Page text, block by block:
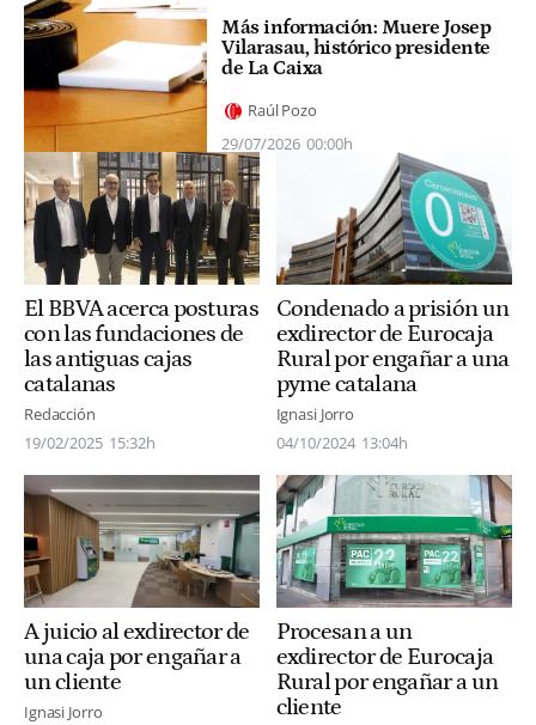
Más información: Muere Josep
Vilarasau, histórico presidente
de La Caixa
Raúl Pozo
29/07/2026 00:00h
El BBVA acerca posturas
con las fundaciones de
las antiguas cajas
catalanas
Redacción
19/02/2025 15:32h
Condenado a prisión un
exdirector de Eurocaja
Rural por engañar a una
pyme catalana
Ignasi Jorro
04/10/2024 13:04h
A juicio al exdirector de
una caja por engañar a
un cliente
Ignasi Jorro
Procesan a un
exdirector de Eurocaja
Rural por engañar a un
cliente